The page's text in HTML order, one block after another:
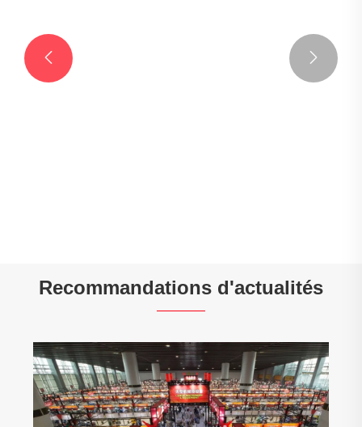
 
Recommandations d'actualités